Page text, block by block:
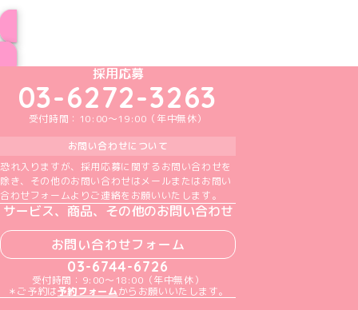
めいどりーみんTikTok公式アカウント
めいどりーみんX公式アカウント
めいどりーみんInstagram公式アカウント
めいどりーみんFacebook公式アカウン
めいどりーみんYouTube公式アカ
採用応募
03-6272-3263
受付時間：10:00～19:00（年中無休）
お問い合わせについて
恐れ入りますが、採用応募に関するお問い合わせを
除き、その他のお問い合わせはメールまたはお問い
合わせフォームよりご連絡をお願いいたします。
サービス、商品、その他のお問い合わせ
お問い合わせフォーム
03-6744-6726
受付時間：9:00～18:00（年中無休）
＊ご予約は予約フォームからお願いいたします。